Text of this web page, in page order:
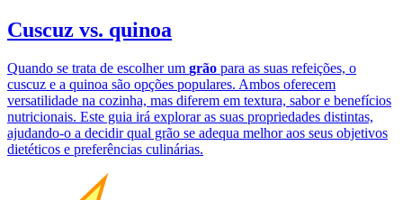
Cuscuz vs. quinoa
Quando se trata de escolher um grão para as suas refeições, o
cuscuz e a quinoa são opções populares. Ambos oferecem
versatilidade na cozinha, mas diferem em textura, sabor e benefícios
nutricionais. Este guia irá explorar as suas propriedades distintas,
ajudando-o a decidir qual grão se adequa melhor aos seus objetivos
dietéticos e preferências culinárias.